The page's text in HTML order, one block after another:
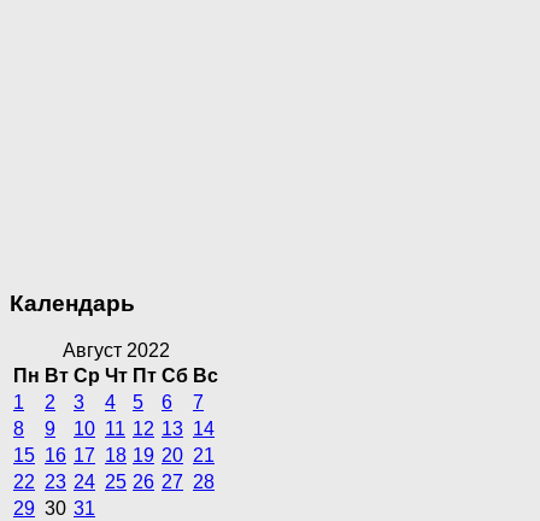
Календарь
Август 2022
Пн Вт Ср Чт Пт Сб Вс
1
2 3 4 5 6
7
8
9 10 11 12 13 14
15 16 17 18 19 20 21
22 23 24 25 26 27 28
29 30 31